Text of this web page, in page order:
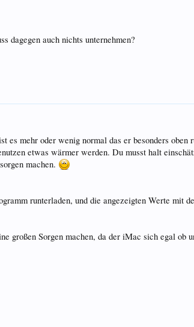
dagegen auch nichts unternehmen?
es mehr oder wenig normal das er besonders
etwas wärmer werden. Du musst halt
machen.
runterladen, und die angezeigten Werte mit
großen Sorgen machen, da der iMac sich egal